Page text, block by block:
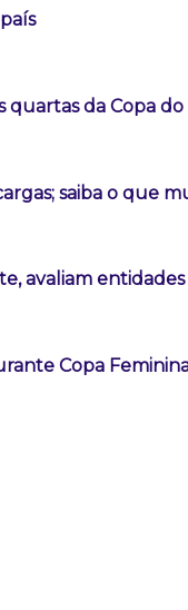
quartas da Copa do
saiba o que
avaliam entidades
Copa